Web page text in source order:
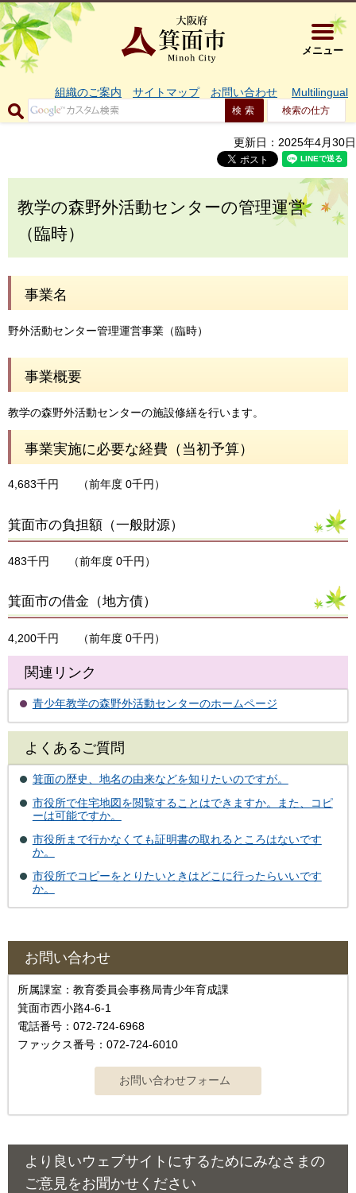
大阪府箕
メニュー
組織のご案内 サイトマップ お問い合わせ Multilingual
検索の仕方
更新日：2025年4月30日
教学の森野外活動センターの管理運営
（臨時）
事業名
野外活動センター管理運営事業（臨時）
事業概要
教学の森野外活動センターの施設修繕を行います。
事業実施に必要な経費（当初予算）
4,683千円 （前年度 0千円）
箕面市の負担額（一般財源）
483千円 （前年度 0千円）
箕面市の借金（地方債）
4,200千円 （前年度 0千円）
関連リンク
青少年教学の森野外活動センターのホームページ
よくあるご質問
箕面の歴史、地名の由来などを知りたいのですが。
市役所で住宅地図を閲覧することはできますか。また、コピ
ーは可能ですか。
市役所まで行かなくても証明書の取れるところはないです
か。
市役所でコピーをとりたいときはどこに行ったらいいです
か。
お問い合わせ
所属課室：教育委員会事務局青少年育成課
箕面市西小路4‐6‐1
電話番号：072-724-6968
ファックス番号：072-724-6010
より良いウェブサイトにするためにみなさまの
ご意見をお聞かせください